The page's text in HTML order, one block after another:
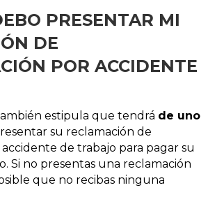
PRESENTAR MI
DE
POR ACCIDENTE
estipula que tendrá de uno
su reclamación de
de trabajo para pagar su
Si no presentas una reclamación
que no recibas ninguna